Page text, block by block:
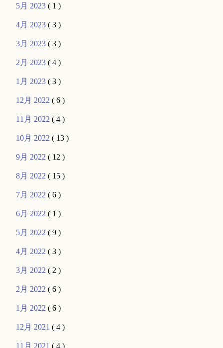
5月 2023( 1 )
4月 2023( 3 )
3月 2023( 3 )
2月 2023( 4 )
1月 2023( 3 )
12月 2022( 6 )
11月 2022( 4 )
10月 2022( 13 )
9月 2022( 12 )
8月 2022( 15 )
7月 2022( 6 )
6月 2022( 1 )
5月 2022( 9 )
4月 2022( 3 )
3月 2022( 2 )
2月 2022( 6 )
1月 2022( 6 )
12月 2021( 4 )
11月 2021( 4 )